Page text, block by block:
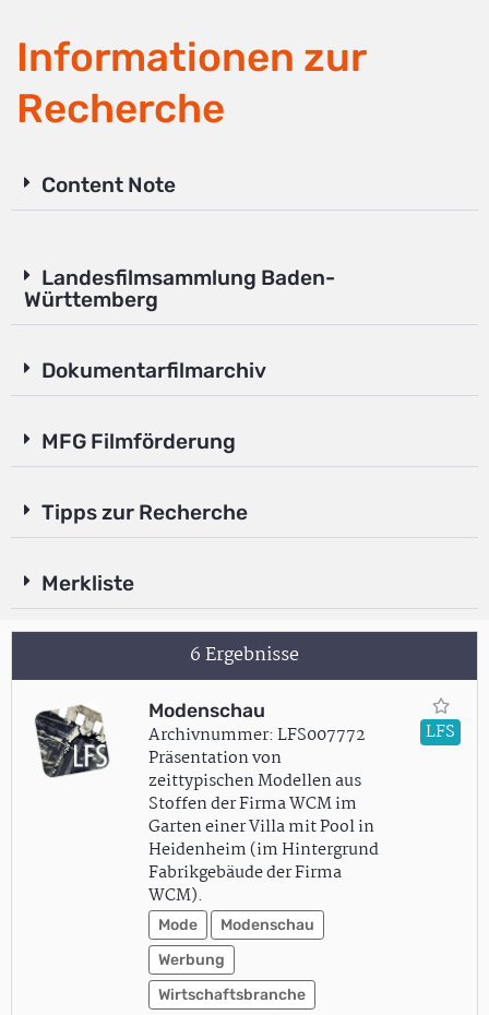
Informationen zur
Recherche
Content Note
Landesfilmsammlung Baden-
Württemberg
Dokumentarfilmarchiv
MFG Filmförderung
Tipps zur Recherche
Merkliste
6 Ergebnisse
Modenschau
Archivnummer: LFS007772
Präsentation von
zeittypischen Modellen aus
Stoffen der Firma WCM im
Garten einer Villa mit Pool in
Heidenheim (im Hintergrund
Fabrikgebäude der Firma
WCM).
Mode
Modenschau
Werbung
Wirtschaftsbranche
LFS